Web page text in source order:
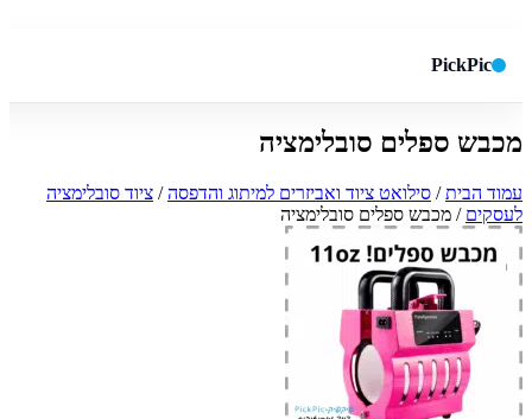
PickPic
מכבש ספלים סובלימציה
עמוד הבית/ סילואט ציוד ואביזרים למיתוג והדפסה/ ציוד סובלימציה
לעסקים / מכבש ספלים סובלימציה